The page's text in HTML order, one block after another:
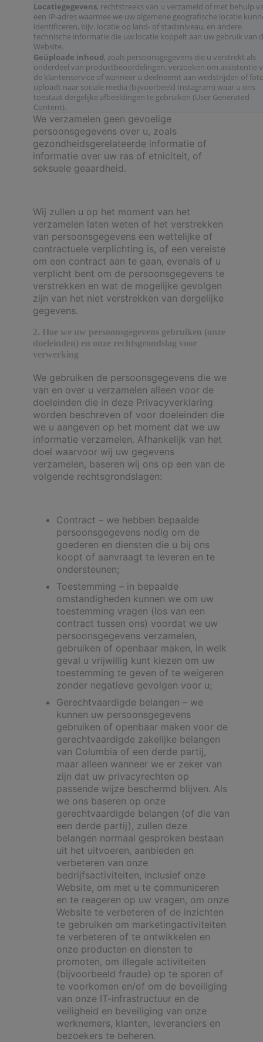
Locatiegegevens, rechtstreeks van u verzameld of met behulp
een IP-adres waarmee we uw algemene geografische locatie
identificeren, bijv. locatie op land- of stadsniveau, en andere
technische informatie die uw locatie koppelt aan uw gebruik van
Website.
Geüploade inhoud, zoals persoonsgegevens die u verstrekt als
onderdeel van productbeoordelingen, verzoeken om assistentie
de klantenservice of wanneer u deelneemt aan wedstrijden of
uploadt naar sociale media (bijvoorbeeld Instagram) waar u ons
toestaat dergelijke afbeeldingen te gebruiken (User Generated
Content).
We verzamelen geen gevoelige
persoonsgegevens over u, zoals
gezondheidsgerelateerde informatie of
informatie over uw ras of etniciteit, of
seksuele geaardheid.
Wij zullen u op het moment van het
verzamelen laten weten of het verstrekken
van persoonsgegevens een wettelijke of
contractuele verplichting is, of een vereiste
om een contract aan te gaan, evenals of u
verplicht bent om de persoonsgegevens te
verstrekken en wat de mogelijke gevolgen
zijn van het niet verstrekken van dergelijke
gegevens.
2. Hoe we uw persoonsgegevens gebruiken (onze
doeleinden) en onze rechtsgrondslag voor
verwerking
We gebruiken de persoonsgegevens die we
van en over u verzamelen alleen voor de
doeleinden die in deze Privacyverklaring
worden beschreven of voor doeleinden die
we u aangeven op het moment dat we uw
informatie verzamelen. Afhankelijk van het
doel waarvoor wij uw gegevens
verzamelen, baseren wij ons op een van de
volgende rechtsgrondslagen:
Contract – we hebben bepaalde
persoonsgegevens nodig om de
goederen en diensten die u bij ons
koopt of aanvraagt te leveren en te
ondersteunen;
Toestemming – in bepaalde
omstandigheden kunnen we om uw
toestemming vragen (los van een
contract tussen ons) voordat we uw
persoonsgegevens verzamelen,
gebruiken of openbaar maken, in welk
geval u vrijwillig kunt kiezen om uw
toestemming te geven of te weigeren
zonder negatieve gevolgen voor u;
Gerechtvaardigde belangen – we
kunnen uw persoonsgegevens
gebruiken of openbaar maken voor de
gerechtvaardigde zakelijke belangen
van Columbia of een derde partij,
maar alleen wanneer we er zeker van
zijn dat uw privacyrechten op
passende wijze beschermd blijven. Als
we ons baseren op onze
gerechtvaardigde belangen (of die van
een derde partij), zullen deze
belangen normaal gesproken bestaan
uit het uitvoeren, aanbieden en
verbeteren van onze
bedrijfsactiviteiten, inclusief onze
Website, om met u te communiceren
en te reageren op uw vragen, om onze
Website te verbeteren of de inzichten
te gebruiken om marketingactiviteiten
te verbeteren of te ontwikkelen en
onze producten en diensten te
promoten, om illegale activiteiten
(bijvoorbeeld fraude) op te sporen of
te voorkomen en/of om de beveiliging
van onze IT-infrastructuur en de
veiligheid en beveiliging van onze
werknemers, klanten, leveranciers en
bezoekers te beheren.